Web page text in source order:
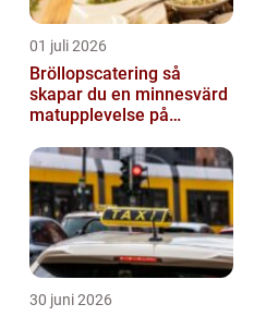
01 juli 2026
Bröllopscatering så
skapar du en minnesvärd
matupplevelse på
30 juni 2026